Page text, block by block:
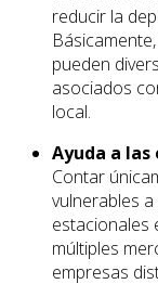
reducir la
pueden
asociados
local.
Ayuda a
Contar
vulnerables
estacionales
múltiples
empresas